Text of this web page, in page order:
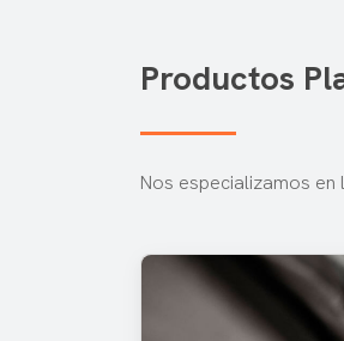
Productos
Nos especializamos